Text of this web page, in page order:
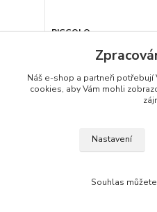
PICCOLO -
VAN GOGH "Mandlový
550,00 Kč/ks
454,55 Kčbez DPH
Náš e-shop a partneři potřebují
cookies, aby Vám mohli
Nastavení
Souhlas